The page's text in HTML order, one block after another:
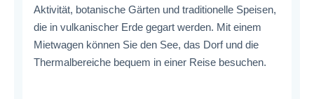
Aktivität, botanische Gärten und traditionelle Speisen,
die in vulkanischer Erde gegart werden. Mit einem
Mietwagen können Sie den See, das Dorf und die
Thermalbereiche bequem in einer Reise besuchen.